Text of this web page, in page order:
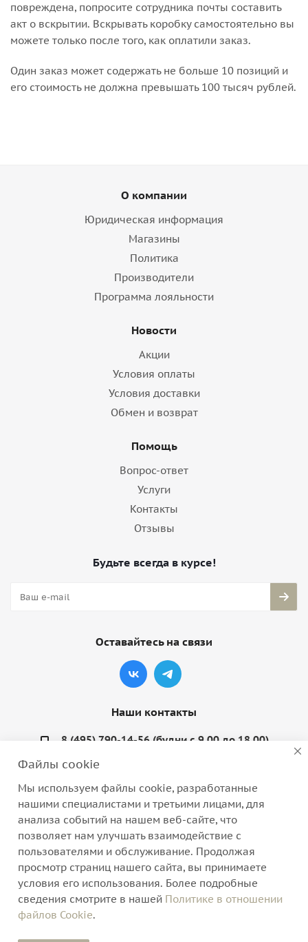
повреждена, попросите сотрудника почты составить
акт о вскрытии. Вскрывать коробку самостоятельно вы
можете только после того, как оплатили заказ.
Один заказ может содержать не больше 10 позиций и
его стоимость не должна превышать 100 тысяч рублей.
О компании
Юридическая информация
Магазины
Политика
Производители
Программа лояльности
Новости
Акции
Условия оплаты
Условия доставки
Обмен и возврат
Помощь
Вопрос-ответ
Услуги
Контакты
Отзывы
Будьте всегда в курсе!
Оставайтесь на связи
Наши контакты
8 (495) 790-14-56 (будни с 9.00 до 18.00)
Варшавское шоссе, д. 132, стр. 9
2026 © Интернет-магазин нижнего белья, домашней
одежды и трикотажа
Файлы cookie
Мы используем файлы cookie, разработанные
нашими специалистами и третьими лицами, для
анализа событий на нашем веб-сайте, что
позволяет нам улучшать взаимодействие с
пользователями и обслуживание. Продолжая
просмотр страниц нашего сайта, вы принимаете
условия его использования. Более подробные
сведения смотрите в нашей Политике в отношении
файлов Cookie.